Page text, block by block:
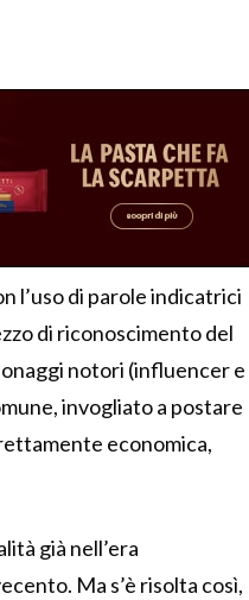
l’uso di parole indicatrici
di riconoscimento del
notori (influencer e
invogliato a postare
economica,
già nell’era
Ma s’è risolta così,